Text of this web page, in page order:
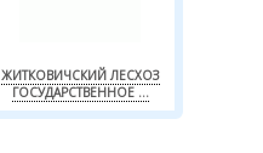
ЖИТКОВИЧСКИЙ ЛЕСХОЗ
ГОСУДАРСТВЕННОЕ ...